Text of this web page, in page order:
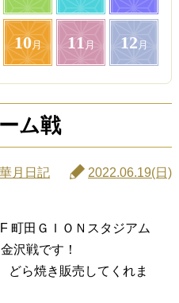
10月 11 月 12 月
ム戦
華月日記 2022.06.19(日)
町田ＧＩＯＮスタジアム
沢戦です！
どら焼き販売してくれま